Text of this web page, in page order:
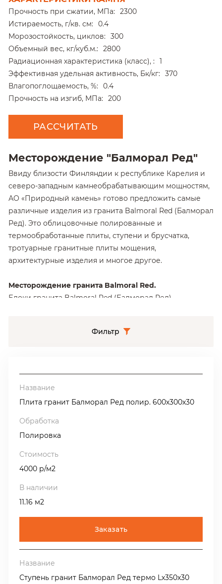
Прочность при сжатии, МПа:
2300
Истираемость, г/кв. см:
0.4
Морозостойкость, циклов:
300
Объемный вес, кг/куб.м.:
2800
Радиационная характеристика (класс), :
1
Эффективная удельная активность, Бк/кг:
370
Влагопоглощаемость, %:
0.4
Прочность на изгиб, МПа:
200
РАССЧИТАТЬ
Месторождение "Балморал Ред"
Ввиду близости Финляндии к республике Карелия и
северо-западным камнеобрабатывающим мощностям,
АО «Природный камень» готово предложить самые
различные изделия из гранита Balmoral Red (Балморал
Ред). Это облицовочные полированные и
термообработанные плиты, ступени и брусчатка,
тротуарные гранитные плиты мощения,
архитектурные изделия и многое другое.
Месторождение гранита Balmoral Red.
Блоки гранита Balmoral Red (Балморал Ред)
(Балморал Ред) относится к крупным добывающим
продукции из этого камня.
Ежегодно из гранита Balmoral Red (Балморал
различных плит, ступеней и архитектурных изделий,
которые украшают улицы, фасады и частные дома в
страны.
Гранит Balmoral Red (Балморал Ред), как и другие
Balmoral Red (Балморал Ред) не потускнеет, не
За годы своей производственной деятельности ЗАО
Фильтр
Плита гранит Балморал Ред полир. 600х300х30
Полировка
4000 р/м2
11.16 м2
Заказать
Ступень гранит Балморал Ред термо Lх350х30